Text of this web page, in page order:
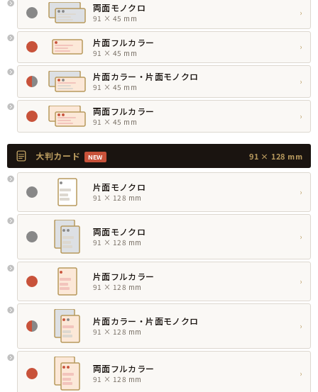
両面モノクロ
91 × 45 mm
›
片面フルカラー
91 × 45 mm
›
片面カラー・片面モノクロ
91 × 45 mm
›
両面フルカラー
91 × 45 mm
›
大判カード NEW 91 × 128 mm
片面モノクロ
91 × 128 mm
›
両面モノクロ
91 × 128 mm
›
片面フルカラー
91 × 128 mm
›
片面カラー・片面モノクロ
91 × 128 mm
›
両面フルカラー
91 × 128 mm
›